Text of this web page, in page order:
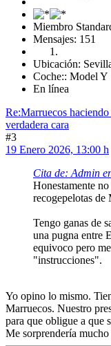
Miembro
Mensajes: 151
Ubicación:
Coche:: Model Y
En línea
Re:Marruecos
verdadera cara
#3
19 Enero 2026, 13:00 h
Cita de: Admin
Honestamente
recogepelotas de
Tengo ganas de
una pugna entre
equivoco pero
"instrucciones".
Yo opino lo mismo.
Marruecos. Nuestro
para que obligue a que
Me sorprendería mucho